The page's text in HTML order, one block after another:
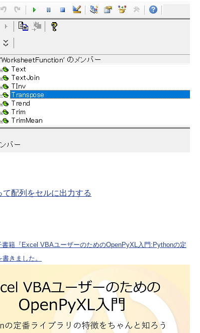
配列をセルに出力する
籍『Excel VBAユーザーのためのOpenPyXL入門:Pythonの定
きました。